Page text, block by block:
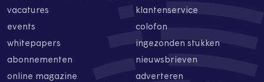
vacatures
events
whitepapers
abonnementen
online magazine
klantenservice
colofon
ingezonden stukken
nieuwsbrieven
adverteren